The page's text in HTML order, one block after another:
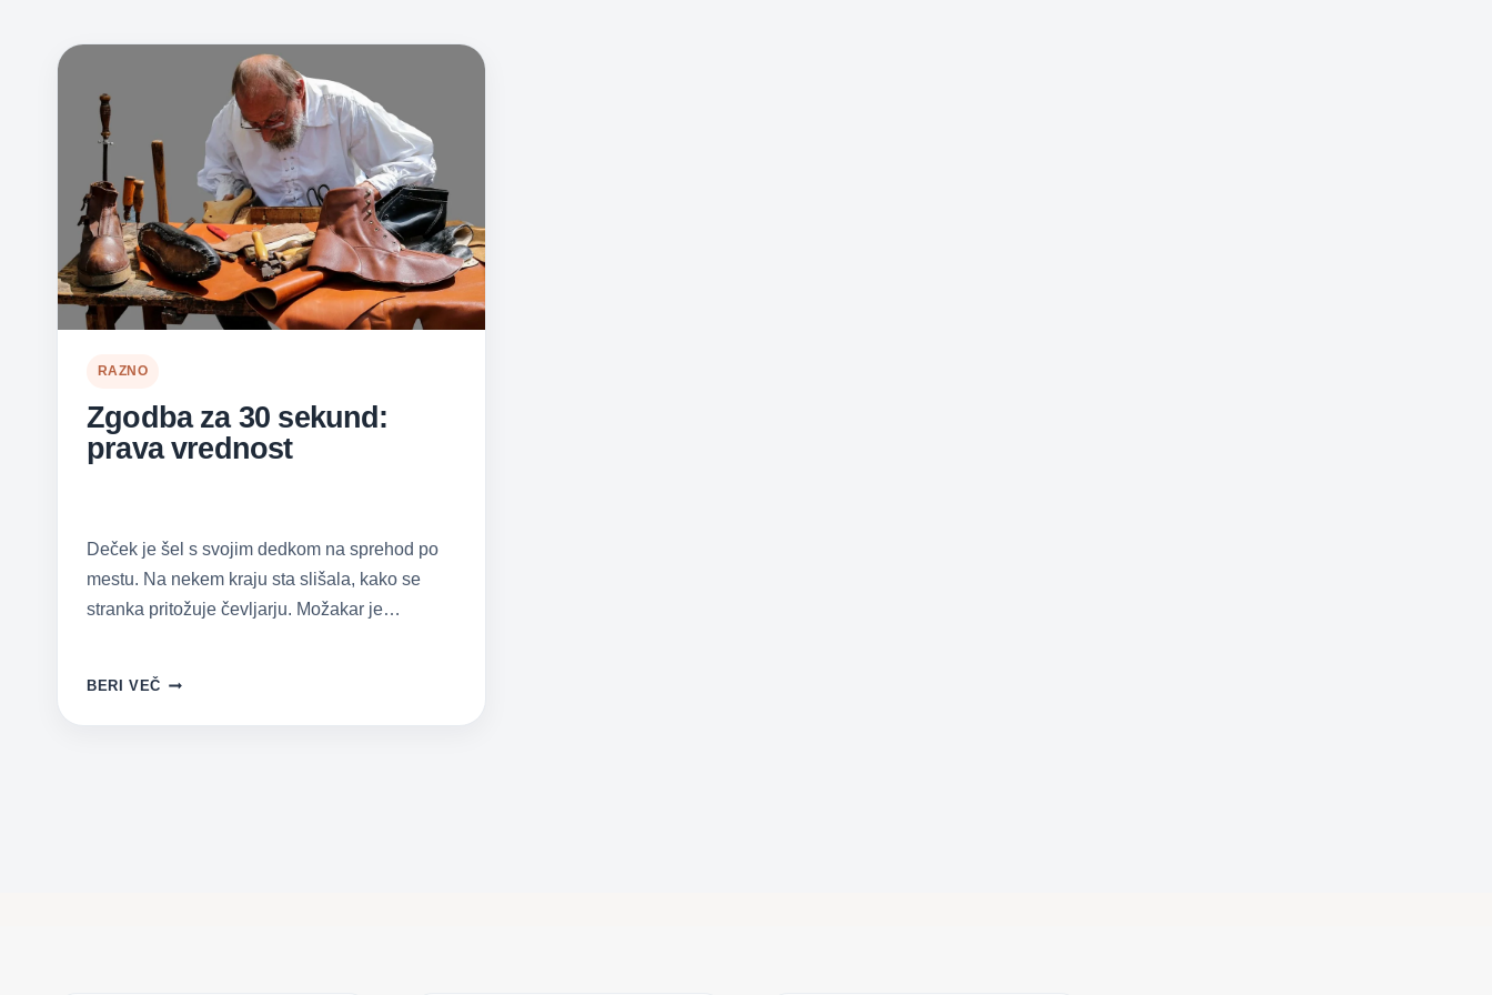
RAZNO
Zgodba za 30 sekund:
prava vrednost
Deček je šel s svojim dedkom na sprehod po
mestu. Na nekem kraju sta slišala, kako se
stranka pritožuje čevljarju. Možakar je…
BERI VEČ ZGODBA
30